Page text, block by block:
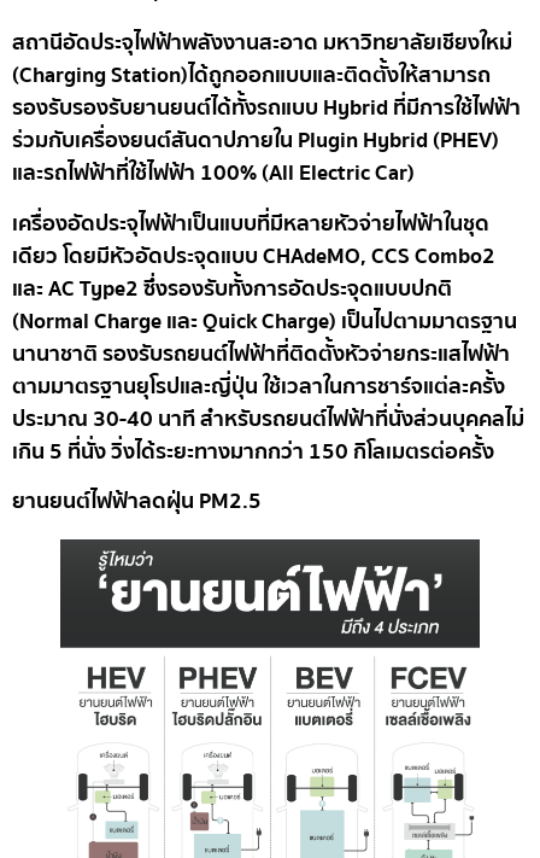
สถานีอัดประจุไฟฟ้าพลังงานสะอาด มหาวิทยาลัยเชียงใหม่
(Charging Station)ได้ถูกออกแบบและติดตั้งให้สามารถ
รองรับรองรับยานยนต์ได้ทั้งรถแบบ Hybrid ที่มีการใช้ไฟฟ้า
ร่วมกับเครื่องยนต์สันดาปภายใน Plugin Hybrid (PHEV)
และรถไฟฟ้าที่ใช้ไฟฟ้า 100% (All Electric Car)
เครื่องอัดประจุไฟฟ้าเป็นแบบที่มีหลายหัวจ่ายไฟฟ้าในชุด
เดียว โดยมีหัวอัดประจุดแบบ CHAdeMO, CCS Combo2
และ AC Type2 ซึ่งรองรับทั้งการอัดประจุดแบบปกติ
(Normal Charge และ Quick Charge) เป็นไปตามมาตรฐาน
นานาชาติ รองรับรถยนต์ไฟฟ้าที่ติดตั้งหัวจ่ายกระแสไฟฟ้า
ตามมาตรฐานยุโรปและญี่ปุ่น ใช้เวลาในการชาร์จแต่ละครั้ง
ประมาณ 30-40 นาที สำหรับรถยนต์ไฟฟ้าที่นั่งส่วนบุคคลไม่
เกิน 5 ที่นั่ง วิ่งได้ระยะทางมากกว่า 150 กิโลเมตรต่อครั้ง
ยานยนต์ไฟฟ้าลดฝุ่น PM2.5